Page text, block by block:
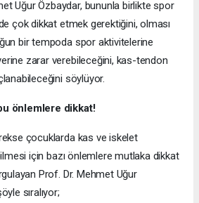
Uğur Özbaydar, bununla birlikte spor
çok dikkat etmek gerektiğini, olması
bir tempoda spor aktivitelerine
zarar verebileceğini, kas-tendon
söylüyor.
önlemlere dikkat!
çocuklarda kas ve iskelet
için bazı önlemlere mutlaka dikkat
Prof. Dr. Mehmet Uğur
sıralıyor;